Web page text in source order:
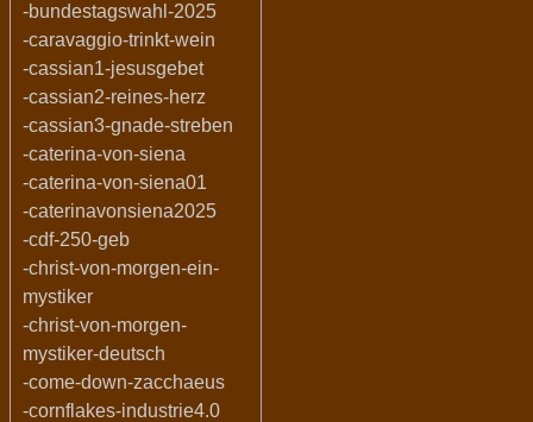
-bundestagswahl-2025
-caravaggio-trinkt-wein
-cassian1-jesusgebet
-cassian2-reines-herz
-cassian3-gnade-streben
-caterina-von-siena
-caterina-von-siena01
-caterinavonsiena2025
-cdf-250-geb
-christ-von-morgen-ein-
mystiker
-christ-von-morgen-
mystiker-deutsch
-come-down-zacchaeus
-cornflakes-industrie4.0